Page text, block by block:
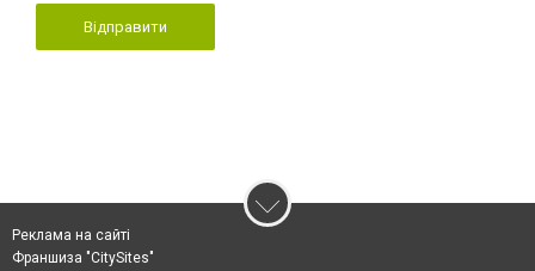
Відправити
Реклама на сайті
Франшиза "CitySites"